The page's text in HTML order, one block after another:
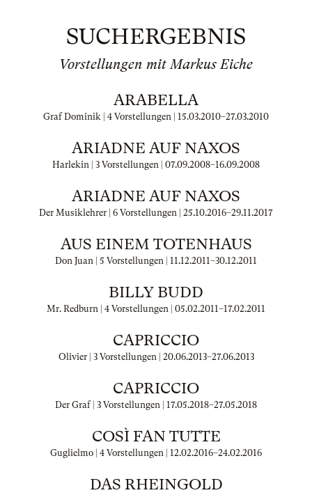
SUCHERGEBNIS
Vorstellungen mit Markus Eiche
ARABELLA
Graf Dominik | 4 Vorstellungen | 15.03.2010–27.03.2010
ARIADNE AUF NAXOS
Harlekin | 3 Vorstellungen | 07.09.2008–16.09.2008
ARIADNE AUF NAXOS
Der Musiklehrer | 6 Vorstellungen | 25.10.2016–29.11.2017
AUS EINEM TOTENHAUS
Don Juan | 5 Vorstellungen | 11.12.2011–30.12.2011
BILLY BUDD
Mr. Redburn | 4 Vorstellungen | 05.02.2011–17.02.2011
CAPRICCIO
Olivier | 3 Vorstellungen | 20.06.2013–27.06.2013
CAPRICCIO
Der Graf | 3 Vorstellungen | 17.05.2018–27.05.2018
COSÌ FAN TUTTE
Guglielmo | 4 Vorstellungen | 12.02.2016–24.02.2016
DAS RHEINGOLD